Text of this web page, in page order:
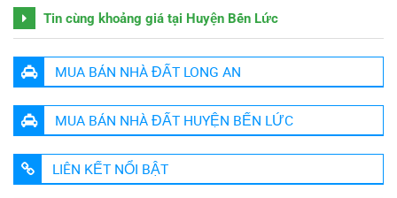
Tin cùng khoảng giá tại Huyện Bến Lức
MUA BÁN NHÀ ĐẤT LONG AN
MUA BÁN NHÀ ĐẤT HUYỆN BẾN LỨC
LIÊN KẾT NỔI BẬT